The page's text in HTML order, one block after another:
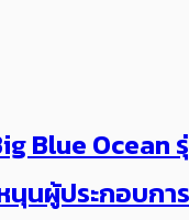
Blue
นผู้ประกอบกา